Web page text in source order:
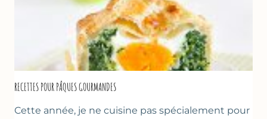
RECETTES POUR PÂQUES GOURMANDES
Cette année, je ne cuisine pas spécialement pour